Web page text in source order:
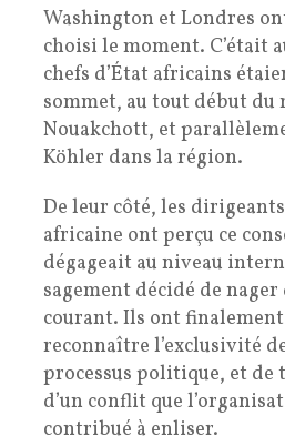
Washington et Londres
choisi le moment. C’était
chefs d’État africains
sommet, au tout début du
Nouakchott, et
Köhler dans la région.
De leur côté, les
africaine ont perçu ce
dégageait au niveau
sagement décidé de nager
courant. Ils ont
reconnaître l’exclusivité
processus politique, et de
d’un conflit que
contribué à enliser.